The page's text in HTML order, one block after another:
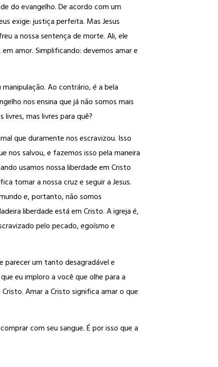
do evangelho. De acordo com um
exige: justiça perfeita. Mas Jesus
a nossa sentença de morte. Ali, ele
amor. Simplificando: devemos amar e
Ao contrário, é a bela
nos ensina que já não somos mais
mas livres para quê?
que duramente nos escravizou. Isso
nos salvou, e fazemos isso pela maneira
usamos nossa liberdade em Cristo
tomar a nossa cruz e seguir a Jesus.
e, portanto, não somos
liberdade está em Cristo. A igreja é,
pelo pecado, egoísmo e
parecer um tanto desagradável e
eu imploro a você que olhe para a
Amar a Cristo significa amar o que
com seu sangue. É por isso que a